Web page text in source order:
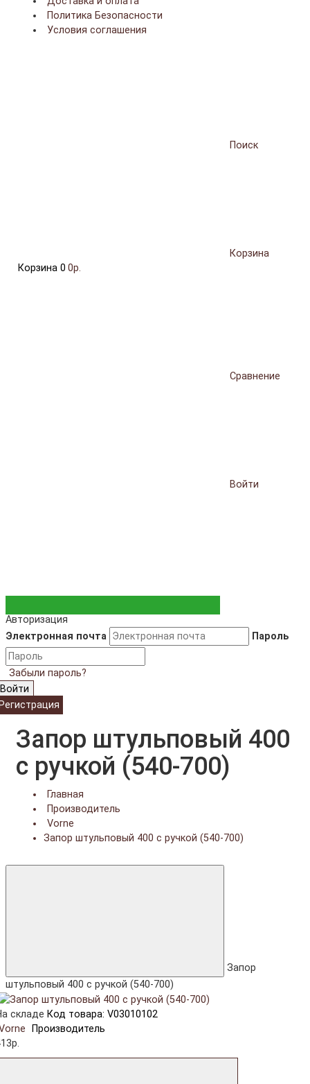
Политика Безопасности
Условия соглашения
Поиск
Корзина
Корзина 0 0р.
Сравнение
Войти
Авторизация
Электронная почта
Пароль
Забыли пароль?
Войти
Запор штульповый 400
с ручкой (540-700)
Главная
Производитель
Vorne
Запор штульповый 400 с ручкой (540-700)
Запор
штульповый 400 с ручкой (540-700)
складе Код товара: V03010102
Производитель